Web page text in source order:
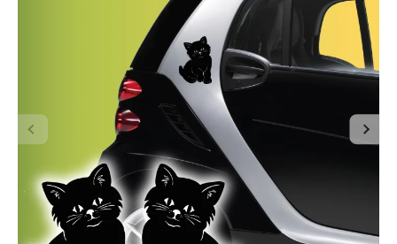
Bitte beachten Sie unsere Datenschutzerklärung
Frage abschicken